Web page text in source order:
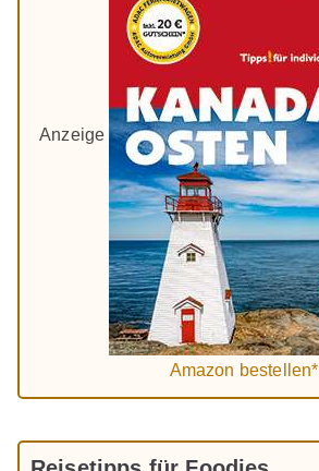
Anzeige
Amazon bestellen*